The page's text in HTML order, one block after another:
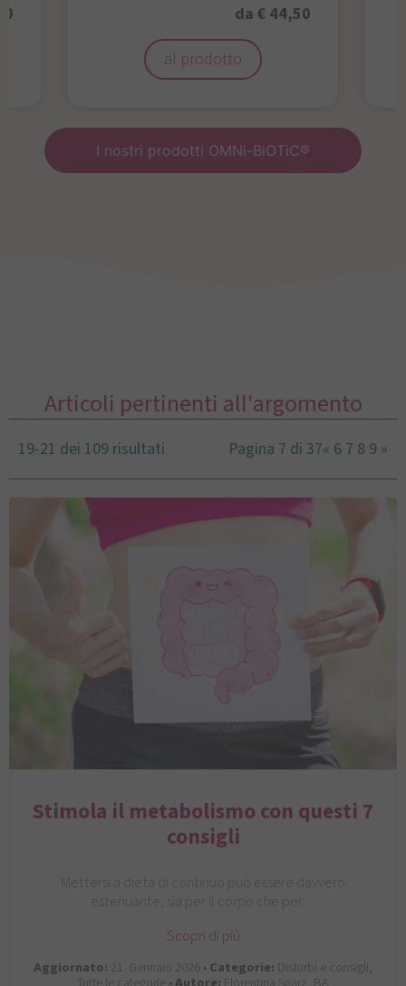
da € 44,50
al prodotto
I nostri prodotti OMNi-BiOTiC®
Articoli pertinenti all'argomento
19-21 dei 109 risultati Pagina 7 di 37« 6 7 8 9 »
Stimola il metabolismo con questi 7
consigli
Mettersi a dieta di continuo può essere davvero
estenuante, sia per il corpo che per…
Scopri di più
Aggiornato: 21. Gennaio 2026 •Categorie: Disturbi e consigli,